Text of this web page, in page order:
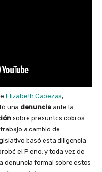
Elizabeth Cabezas,
una denuncia ante la
sobre presuntos cobros
a cambio de
basó esta diligencia
el Pleno; y toda vez de
denuncia formal sobre estos